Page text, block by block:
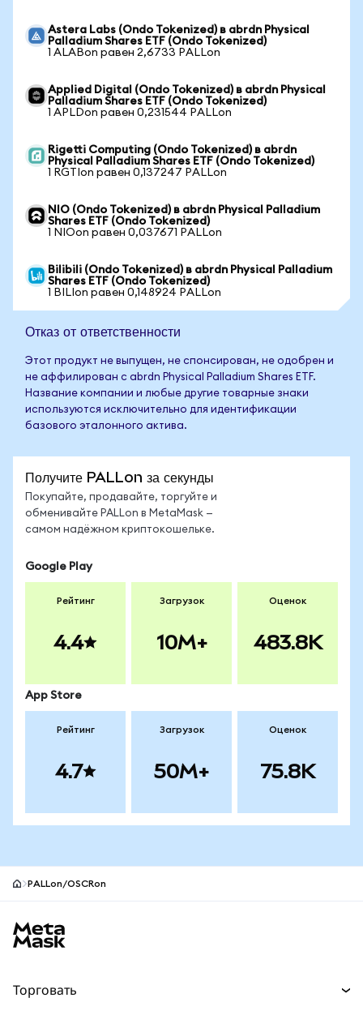
Astera Labs (Ondo Tokenized) в abrdn Physical
Palladium Shares ETF (Ondo Tokenized)
1 ALABon равен 2,6733 PALLon
Applied Digital (Ondo Tokenized) в abrdn Physical
Palladium Shares ETF (Ondo Tokenized)
1 APLDon равен 0,231544 PALLon
Rigetti Computing (Ondo Tokenized) в abrdn
Physical Palladium Shares ETF (Ondo Tokenized)
1 RGTIon равен 0,137247 PALLon
NIO (Ondo Tokenized) в abrdn Physical Palladium
Shares ETF (Ondo Tokenized)
1 NIOon равен 0,037671 PALLon
Bilibili (Ondo Tokenized) в abrdn Physical Palladium
Shares ETF (Ondo Tokenized)
1 BILIon равен 0,148924 PALLon
Отказ от ответственности
Этот продукт не выпущен, не спонсирован, не одобрен и
не аффилирован с abrdn Physical Palladium Shares ETF.
Название компании и любые другие товарные знаки
используются исключительно для идентификации
базового эталонного актива.
Получите PALLon за секунды
Покупайте, продавайте, торгуйте и
обменивайте PALLon в MetaMask —
самом надёжном криптокошельке.
Google Play
Рейтинг
4.4
Загрузок
10M+
Оценок
483.8K
App Store
Рейтинг
4.7
Загрузок
50M+
Оценок
75.8K
PALLon/OSCRon
Торговать